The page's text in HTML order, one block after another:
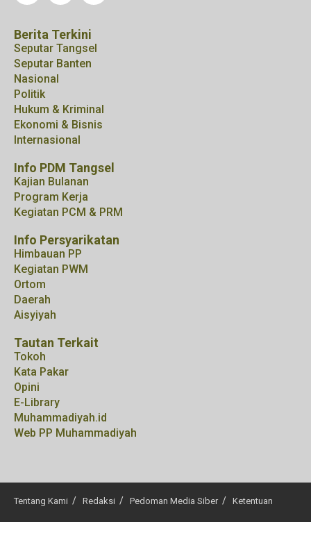
Berita Terkini
Seputar Tangsel
Seputar Banten
Nasional
Politik
Hukum & Kriminal
Ekonomi & Bisnis
Internasional
Info PDM Tangsel
Kajian Bulanan
Program Kerja
Kegiatan PCM & PRM
Info Persyarikatan
Himbauan PP
Kegiatan PWM
Ortom
Daerah
Aisyiyah
Tautan Terkait
Tokoh
Kata Pakar
Opini
E-Library
Muhammadiyah.id
Web PP Muhammadiyah
© 2025tangselmu.id. All right reserved.
Tentang Kami Redaksi Pedoman Media Siber Ketentuan